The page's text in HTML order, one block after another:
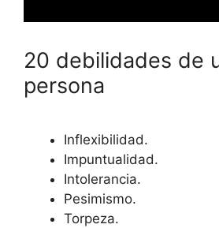
20 debilidades de
persona
Inflexibilidad.
Impuntualidad.
Intolerancia.
Pesimismo.
Torpeza.